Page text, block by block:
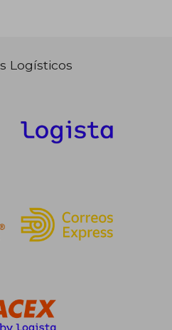
Logísticos